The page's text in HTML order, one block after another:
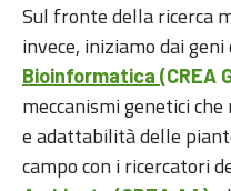
Sul fronte della ricerca
invece, iniziamo dai geni
Bioinformatica (CREA
meccanismi genetici
e adattabilità delle
campo con i ricercatori